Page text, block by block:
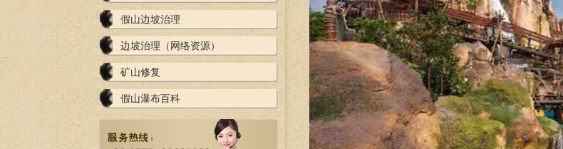
假山边坡治理
边坡治理（网络资源）
矿山修复
假山瀑布百科